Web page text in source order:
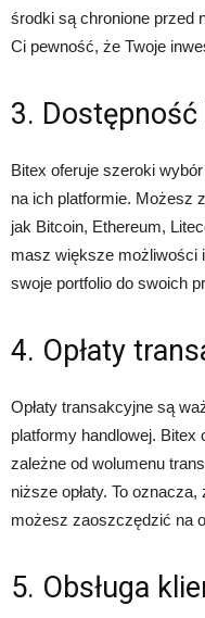
środki są chronione przed
Ci pewność, że Twoje
3.
Bitex oferuje szeroki
na ich platformie. Możesz
jak Bitcoin, Ethereum,
masz większe możliwości
swoje portfolio do swoich
4. Opłaty
Opłaty transakcyjne są
platformy handlowej. Bitex
zależne od wolumenu
niższe opłaty. To
możesz zaoszczędzić na
5. Obsługa